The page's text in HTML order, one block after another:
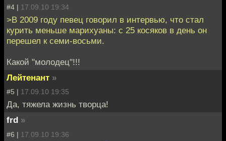
#4 | 17.09.10 19:34
>В 2009 году певец говорил в интервью, что стал
курить меньше марихуаны: с 25 косяков в день он
перешел к семи-восьми.
Какой "молодец"!!!
Лейтенант »
#5 | 17.09.10 19:35
Да, тяжела жизнь творца!
frd »
#6 | 17.09.10 19:36